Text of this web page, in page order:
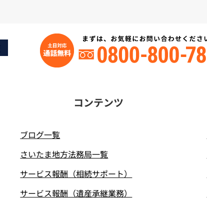
コンテンツ
ブログ一覧
さいたま地方法務局一覧
サービス報酬（相続サポート）
サービス報酬（遺産承継業務）